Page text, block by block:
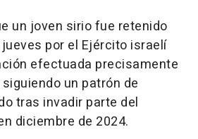
un joven sirio fue retenido
por el Ejército israelí
efectuada precisamente
un patrón de
tras invadir parte del
diciembre de 2024.